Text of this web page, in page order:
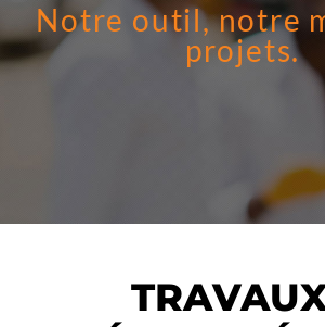
Notre outil, notre
projets.